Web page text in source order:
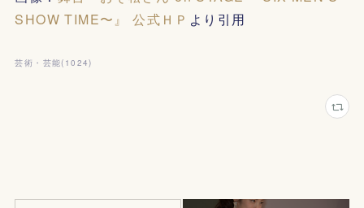
SHOW TIME〜』 公式ＨＰ より引用
芸術・芸能( 1024)